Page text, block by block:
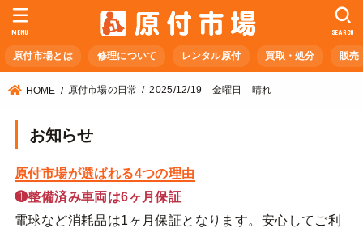
原付市場とは 修理について レンタル原付 買取・処分 販売
SEARCH
MENU
HOME 原付市場の日常 2025/12/19 金曜日 晴れ
お知らせ
原付市場が選ばれる4つの理由
❶整備済み車両は6ヶ月保証
電球など消耗品は1ヶ月保証となります。安心してご利